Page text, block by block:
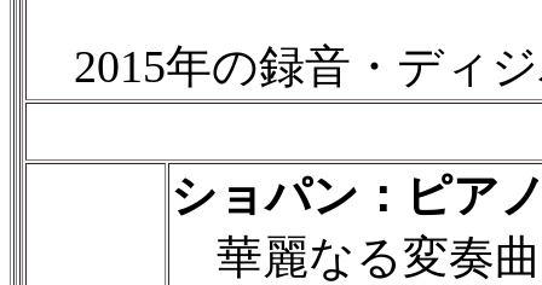
2015年の録音・ディ
ショパン：ピア
華麗なる変奏曲